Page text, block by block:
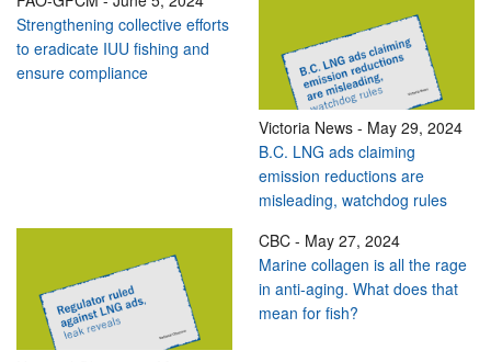
Strengthening collective efforts
to eradicate IUU fishing and
ensure compliance
Victoria News - May 29, 2024
B.C. LNG ads claiming
emission reductions are
misleading, watchdog rules
CBC - May 27, 2024
Marine collagen is all the rage
in anti-aging. What does that
mean for fish?